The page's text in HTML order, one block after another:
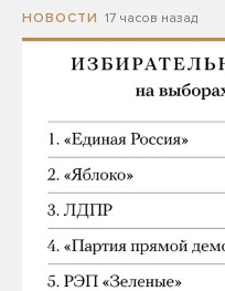
НОВОСТИ 17 часов назад